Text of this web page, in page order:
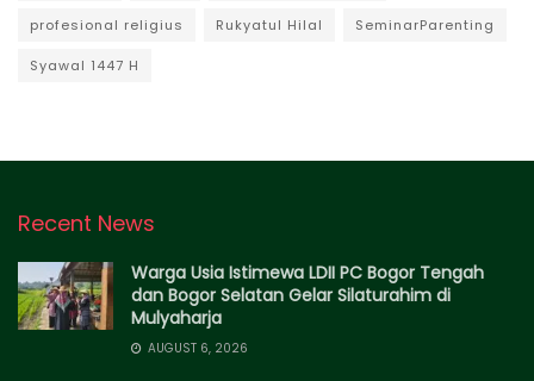
profesional religius Rukyatul Hilal SeminarParenting
Syawal 1447 H
Recent News
Warga Usia Istimewa LDII PC Bogor Tengah
dan Bogor Selatan Gelar Silaturahim di
Mulyaharja
AUGUST 6, 2026